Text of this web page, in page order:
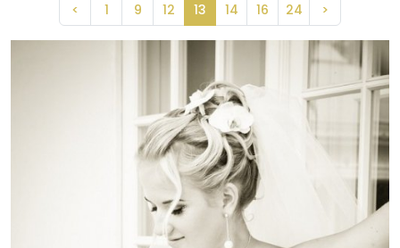
< 1 9 12 13 14 16 24 >